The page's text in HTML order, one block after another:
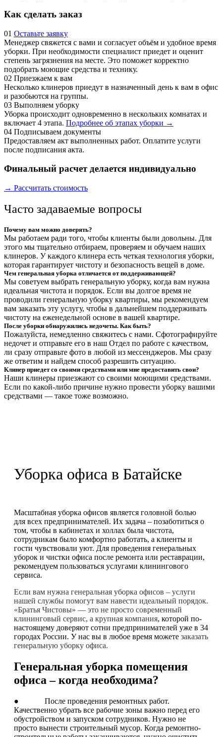
Как сделать заказ
01 Оставьте заявку
Менеджер свяжется с вами и согласует объём и удобное время
уборки. При необходимости специалист приедет и оценит
степень загрязнения на месте. Это поможет корректно
подобрать моющие средства и технику.
02 Приезжаем к вам
Несколько клинеров приедут в назначенный день к вам в офис
и разобьются на группы.
03 Выполняем уборку
Уборка происходит одновременно в нескольких комнатах и
включает 4 этапа. Подробнее об этапах уборки →
04 Подписываем документы
Предоставляем акт выполненных работ. Оплатите услуги
после подписания акта.
Финальный расчет делается индивидуально
→ Рассчитать стоимость
Часто задаваемые вопросы
Почему вам можно доверять?
Мы работаем ради того, чтобы клиенты были довольны. Для
этого мы тщательно отбираем, проверяем и обучаем наших
клинеров. У каждого клинера есть четкая технология уборки,
которая гарантирует чистоту и безопасность вещей в доме.
Чем генеральная уборка отличается от поддерживающей?
Мы советуем выбрать генеральную уборку, когда вам нужна
идеальная чистота и порядок. Если вы долгое время не
проводили генеральную уборку квартиры, мы рекомендуем
вам заказать эту услугу, чтобы в дальнейшем поддерживать
чистоту на еженедельной основе в вашей квартире.
После уборки обнаружились недочеты. Как быть?
Пожалуйста, немедленно свяжитесь с нами. Сфотографируйте
недочет и отправьте его в наш Отдел по работе с качеством,
ли сразу отправьте фото в любой из мессенджеров. Мы сразу
же ответим и найдем способ разрешить ситуацию.
Клинер приедет со своими средствами или мне предоставить свои?
Наши клинеры приезжают со своими моющими средствами.
Если по какой-либо причине нужно провести уборку вашими
средствами — такое тоже возможно.
Уборка офиса в Батайске
Масштабная уборка офисов является головной болью
для всех предпринимателей. Их задача – позаботиться о
том, чтобы в кабинетах и холлах была чистота,
сотрудникам было комфортно работать, а клиенты и
гости чувствовали уют. Для проведения генеральных
уборок и чистки офиса после ремонта или реставрации,
рекомендуем пользоваться услугами клинингового
сервиса.
Если вам нужна генеральная уборка офисов – услуги
нашей службы помогут вам навести идеальный порядок.
«Братья Чистовы» — это не просто современный
клининговый сервис, а крупная компания, которой по-
настоящему доверяют сотни предпринимателей уже в 34
городах России. У нас вы в любое время можете заказать
генеральную уборку офиса.
Генеральная уборка помещения
офиса – когда необходима?
● После проведения ремонтных работ.
Качественно убрать все рабочие зоны важно перед его
обустройством и запуском сотрудников. Нужно не
просто вынести строительный мусор. Когда ремонтно-